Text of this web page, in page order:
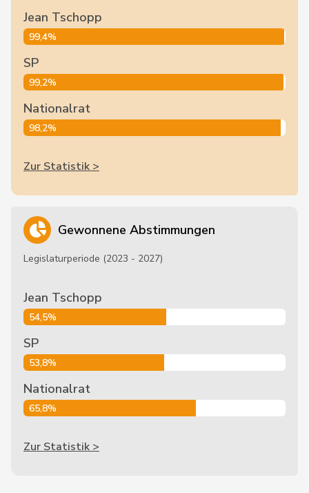
Jean Tschopp
99,4%
SP
99,2%
Nationalrat
98,2%
Zur Statistik >
Gewonnene Abstimmungen
Legislaturperiode (2023 - 2027)
Jean Tschopp
54,5%
SP
53,8%
Nationalrat
65,8%
Zur Statistik >